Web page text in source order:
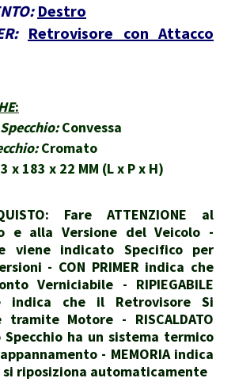
Destro
Retrovisore con Attacco
:
Convessa
Cromato
x 183 x 22 MM (L x P x H)
Fare ATTENZIONE al
e alla Versione del Veicolo -
viene indicato Specifico per
- CON PRIMER indica che
Verniciabile - RIPIEGABILE
indica che il Retrovisore Si
Motore - RISCALDATO
ha un sistema termico
- MEMORIA indica
si riposiziona automaticamente